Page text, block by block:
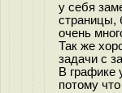
у себя
страницы,
очень
Так же
задачи с
В графике
потому